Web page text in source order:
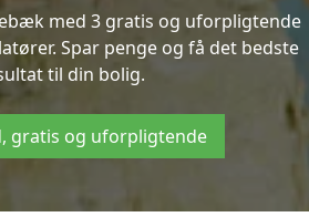
med 3 gratis og uforpligtende
Spar penge og få det bedste
til din bolig.
gratis og uforpligtende